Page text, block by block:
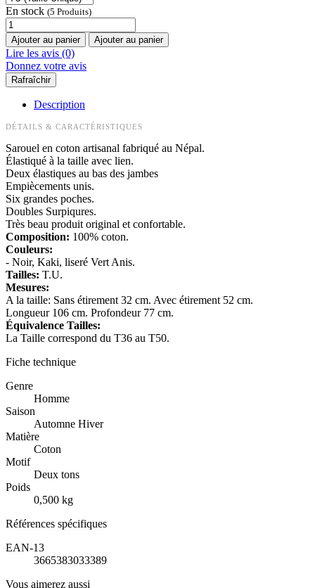
En stock (5 Produits)
Ajouter au panier Ajouter au panier
Lire les avis (0)
Donnez votre avis
Description
DÉTAILS & CARACTÉRISTIQUES
Sarouel en coton artisanal fabriqué au Népal.
Élastiqué à la taille avec lien.
Deux élastiques au bas des jambes
Empiècements unis.
Six grandes poches.
Doubles Surpiqures.
Très beau produit original et confortable.
Composition: 100% coton.
Couleurs:
- Noir, Kaki, liseré Vert Anis.
Tailles: T.U.
Mesures:
A la taille: Sans étirement 32 cm. Avec étirement 52 cm.
Longueur 106 cm. Profondeur 77 cm.
Équivalence Tailles:
La Taille correspond du T36 au T50.
Fiche technique
Genre
Homme
Saison
Automne Hiver
Matière
Coton
Motif
Deux tons
Poids
0,500 kg
Références spécifiques
EAN-13
3665383033389
Vous aimerez aussi